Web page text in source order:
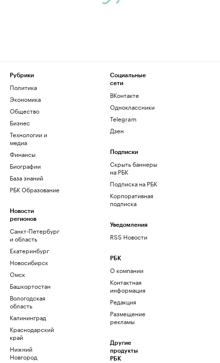
Рубрики
Политика
Экономика
Общество
Бизнес
Технологии и
медиа
Финансы
Биографии
База знаний
РБК Образование
Новости
регионов
Санкт-Петербург
и область
Екатеринбург
Новосибирск
Омск
Башкортостан
Вологодская
область
Калининград
Краснодарский
край
Нижний
Новгород
Социальные
сети
ВКонтакте
Одноклассники
Telegram
Дзен
Подписки
Скрыть баннеры
на РБК
Подписка на РБК
Корпоративная
подписка
Уведомления
RSS Новости
РБК
О компании
Контактная
информация
Редакция
Размещение
рекламы
Другие
продукты
РБК